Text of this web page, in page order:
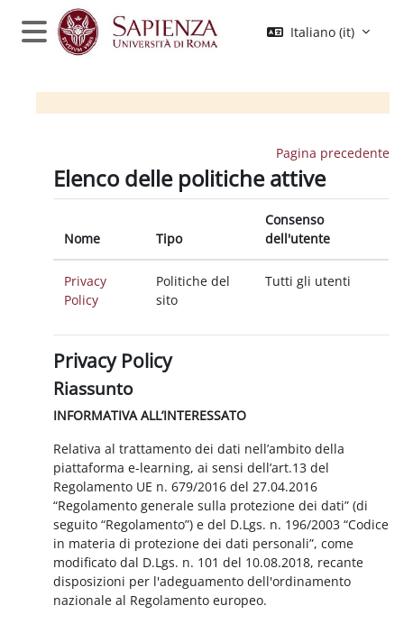
Vai al contenuto principale
Pannello laterale
Italiano ‎(it)‎
Pagina precedente
Elenco delle politiche attive
Nome Tipo
Consenso
dell'utente
Privacy
Policy
Politiche del
sito
Tutti gli utenti
Privacy Policy
Riassunto
INFORMATIVA ALL’INTERESSATO
Relativa al trattamento dei dati nell’ambito della
piattaforma e-learning, ai sensi dell’art.13 del
Regolamento UE n. 679/2016 del 27.04.2016
“Regolamento generale sulla protezione dei dati” (di
seguito “Regolamento”) e del D.Lgs. n. 196/2003 “Codice
in materia di protezione dei dati personali”, come
modificato dal D.Lgs. n. 101 del 10.08.2018, recante
disposizioni per l'adeguamento dell'ordinamento
nazionale al Regolamento europeo.